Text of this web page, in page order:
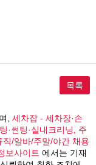
목록
, 세차잡 - 세차장·손
·썬팅·실내크리닝, 주
/알바/주말/야간 채용
보사이트 에서는 기재